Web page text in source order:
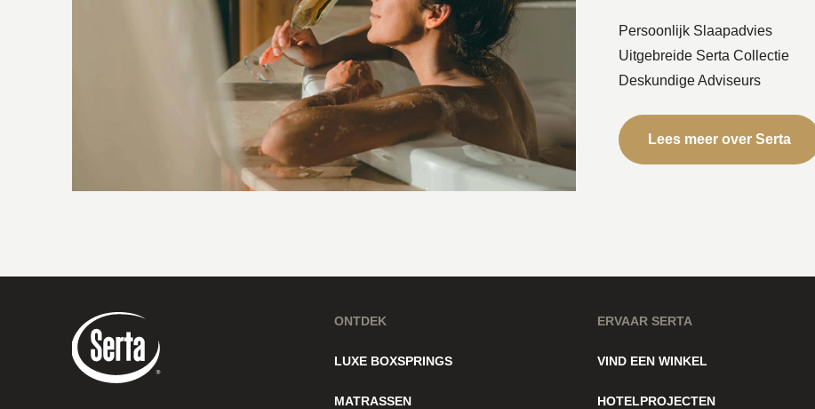
Persoonlijk Slaapadvies
Uitgebreide Serta Collectie
Deskundige Adviseurs
Lees meer over Serta
ONTDEK
LUXE BOXSPRINGS
MATRASSEN
ERVAAR SERTA
VIND EEN WINKEL
HOTELPROJECTEN